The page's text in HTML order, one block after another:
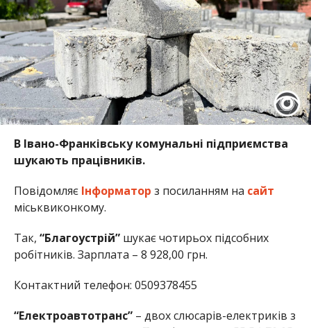
В Івано-Франківську комунальні підприємства
шукають працівників.
Повідомляє Інформатор з посиланням на сайт
міськвиконкому.
Так, “Благоустрій”шукає чотирьох підсобних
робітників. Зарплата – 8 928,00 грн.
Контактний телефон: 0509378455
“Електроавтотранс”– двох слюсарів-електриків з